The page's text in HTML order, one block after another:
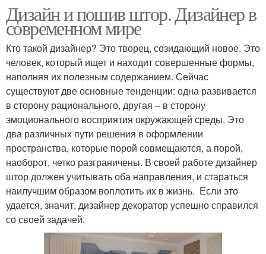
Дизайн и пошив штор. Дизайнер в
современном мире
Кто такой дизайнер? Это творец, созидающий новое. Это
человек, который ищет и находит совершенные формы,
наполняя их полезным содержанием. Сейчас
существуют две основные тенденции: одна развивается
в сторону рационального, другая – в сторону
эмоционального восприятия окружающей среды. Это
два различных пути решения в оформлении
пространства, которые порой совмещаются, а порой,
наоборот, четко разграничены. В своей работе дизайнер
штор должен учитывать оба направления, и стараться
наилучшим образом воплотить их в жизнь. Если это
удается, значит, дизайнер декоратор успешно справился
со своей задачей.